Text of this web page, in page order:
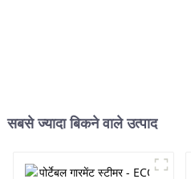
सबसे ज्यादा बिकने वाले उत्पाद